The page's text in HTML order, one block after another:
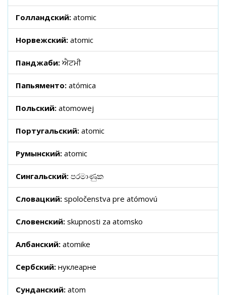
Голландский: atomic
Норвежский: atomic
Панджаби: ਐਟਮੀ
Папьяменто: atómica
Польский: atomowej
Португальский: atomic
Румынский: atomic
Сингальский: පරමාණුක
Словацкий: spoločenstva pre atómovú
Словенский: skupnosti za atomsko
Албанский: atomike
Сербский: нуклеарне
Сунданский: atom